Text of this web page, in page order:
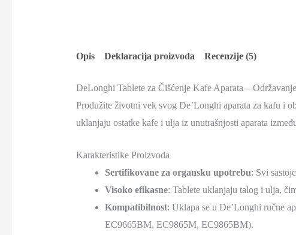
Opis Deklaracija proizvoda Recenzije (5)
DeLonghi Tablete za Čišćenje Kafe Aparata –
Produžite životni vek svog De’Longhi aparata za kafu i
uklanjaju ostatke kafe i ulja iz unutrašnjosti aparata
Karakteristike Proizvoda
Sertifikovane za organsku upotrebu: Svi
Visoko efikasne: Tablete uklanjaju talog i ulja,
Kompatibilnost: Uklapa se u De’Longhi ručne
EC9665BM, EC9865M, EC9865BM).